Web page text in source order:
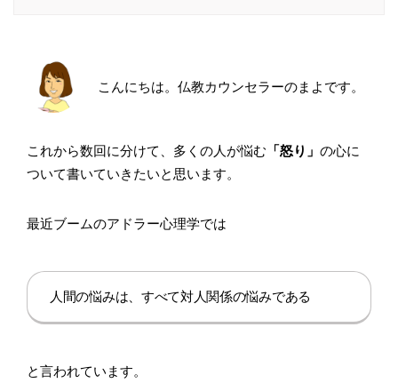
こんにちは。仏教カウンセラーのまよです。
これから数回に分けて、多くの人が悩む 「怒り」 の心に
ついて書いていきたいと思います。
最近ブームのアドラー心理学では
人間の悩みは、すべて対人関係の悩みである
と言われています。